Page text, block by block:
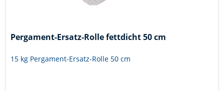
Pergament-Ersatz-Rolle fettdicht 50 cm
15 kg Pergament-Ersatz-Rolle 50 cm